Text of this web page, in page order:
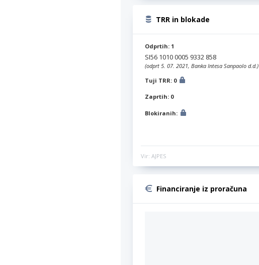
TRR in blokade
Odprtih: 1
SI56 1010 0005 9332 858
(odprt 5. 07. 2021, Banka Intesa Sanpaolo d.d.)
Tuji TRR: 0
Zaprtih: 0
Blokiranih:
Vir: AJPES
Financiranje iz proračuna